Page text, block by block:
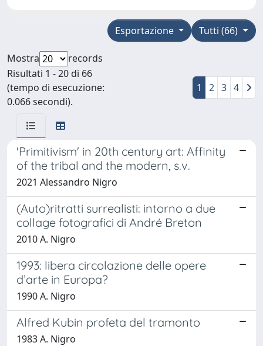
Tutti (66)
Esportazione
Mostra
records
Risultati 1 - 20 di 66
(tempo di esecuzione:
0.066 secondi).
1 2 3 4
'Primitivism' in 20th century art: Affinity
of the tribal and the modern, s.v.
2021 Alessandro Nigro
(Auto)ritratti surrealisti: intorno a due
collage fotografici di André Breton
2010 A. Nigro
1993: libera circolazione delle opere
d’arte in Europa?
1990 A. Nigro
Alfred Kubin profeta del tramonto
1983 A. Nigro